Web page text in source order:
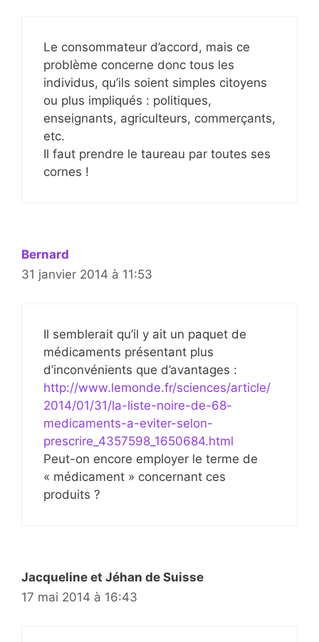
Le consommateur d’accord, mais ce
problème concerne donc tous les
individus, qu’ils soient simples citoyens
ou plus impliqués : politiques,
enseignants, agriculteurs, commerçants,
etc.
Il faut prendre le taureau par toutes ses
cornes !
Bernard
31 janvier 2014 à 11:53
Il semblerait qu’il y ait un paquet de
médicaments présentant plus
d’inconvénients que d’avantages :
http://www.lemonde.fr/sciences/article/
2014/01/31/la-liste-noire-de-68-
medicaments-a-eviter-selon-
prescrire_4357598_1650684.html
Peut-on encore employer le terme de
« médicament » concernant ces
produits ?
Jacqueline et Jéhan de Suisse
17 mai 2014 à 16:43